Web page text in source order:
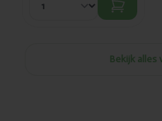
Bekijk alles